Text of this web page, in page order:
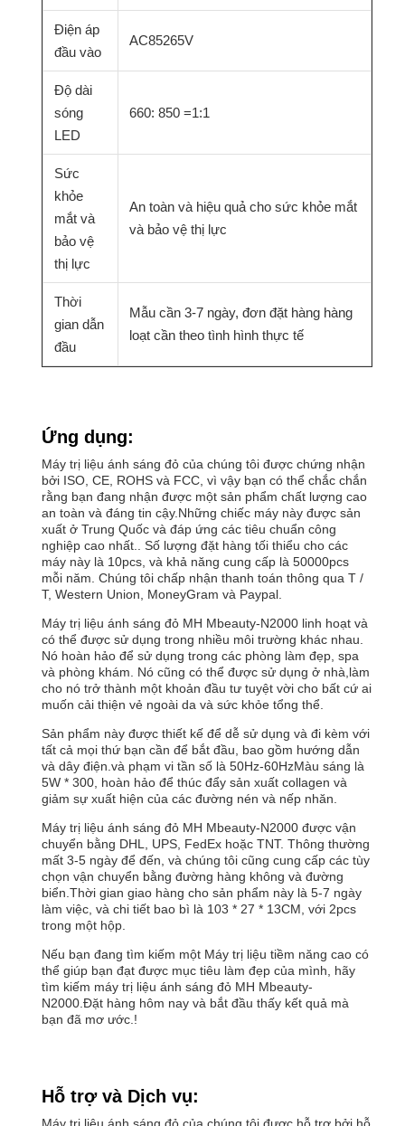
Điện áp
đầu vào
AC85265V
Độ dài
sóng
LED
660: 850 =1:1
Sức
khỏe
mắt và
bảo vệ
thị lực
An toàn và hiệu quả cho sức khỏe mắt
và bảo vệ thị lực
Thời
gian dẫn
đầu
Mẫu cần 3-7 ngày, đơn đặt hàng hàng
loạt cần theo tình hình thực tế
Ứng dụng:
Máy trị liệu ánh sáng đỏ của chúng tôi được chứng nhận
bởi ISO, CE, ROHS và FCC, vì vậy bạn có thể chắc chắn
rằng bạn đang nhận được một sản phẩm chất lượng cao
an toàn và đáng tin cậy.Những chiếc máy này được sản
xuất ở Trung Quốc và đáp ứng các tiêu chuẩn công
nghiệp cao nhất.. Số lượng đặt hàng tối thiểu cho các
máy này là 10pcs, và khả năng cung cấp là 50000pcs
mỗi năm. Chúng tôi chấp nhận thanh toán thông qua T /
T, Western Union, MoneyGram và Paypal.
Máy trị liệu ánh sáng đỏ MH Mbeauty-N2000 linh hoạt và
có thể được sử dụng trong nhiều môi trường khác nhau.
Nó hoàn hảo để sử dụng trong các phòng làm đẹp, spa
và phòng khám. Nó cũng có thể được sử dụng ở nhà,làm
cho nó trở thành một khoản đầu tư tuyệt vời cho bất cứ ai
muốn cải thiện vẻ ngoài da và sức khỏe tổng thể.
Sản phẩm này được thiết kế để dễ sử dụng và đi kèm với
tất cả mọi thứ bạn cần để bắt đầu, bao gồm hướng dẫn
và dây điện.và phạm vi tần số là 50Hz-60HzMàu sáng là
5W * 300, hoàn hảo để thúc đẩy sản xuất collagen và
giảm sự xuất hiện của các đường nén và nếp nhăn.
Máy trị liệu ánh sáng đỏ MH Mbeauty-N2000 được vận
chuyển bằng DHL, UPS, FedEx hoặc TNT. Thông thường
mất 3-5 ngày để đến, và chúng tôi cũng cung cấp các tùy
chọn vận chuyển bằng đường hàng không và đường
biển.Thời gian giao hàng cho sản phẩm này là 5-7 ngày
làm việc, và chi tiết bao bì là 103 * 27 * 13CM, với 2pcs
trong một hộp.
Nếu bạn đang tìm kiếm một Máy trị liệu tiềm năng cao có
thể giúp bạn đạt được mục tiêu làm đẹp của mình, hãy
tìm kiếm máy trị liệu ánh sáng đỏ MH Mbeauty-
N2000.Đặt hàng hôm nay và bắt đầu thấy kết quả mà
bạn đã mơ ước.!
Hỗ trợ và Dịch vụ: